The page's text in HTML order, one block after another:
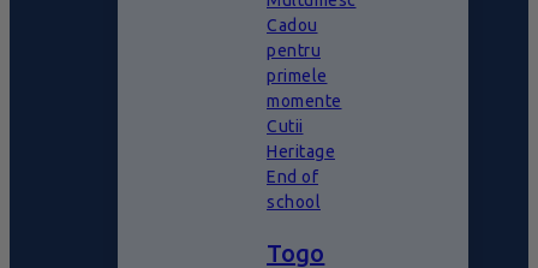
Cadou
pentru
primele
momente
Cutii
Heritage
End of
school
Togo